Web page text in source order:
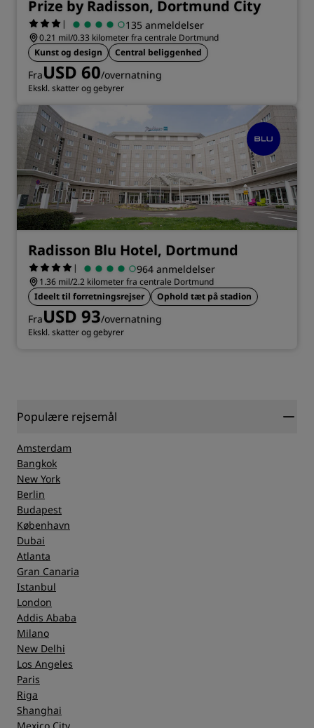
Prize by Radisson, Dortmund City
| 135 anmeldelser
0.21 mil/0.33 kilometer fra centrale Dortmund
Kunst og design
Central beliggenhed
FraUSD 60/overnatning
Ekskl. skatter og gebyrer
Radisson Blu Hotel, Dortmund
| 964 anmeldelser
1.36 mil/2.2 kilometer fra centrale Dortmund
Ideelt til forretningsrejser
Ophold tæt på stadion
FraUSD 93/overnatning
Ekskl. skatter og gebyrer
Populære rejsemål
Amsterdam
Bangkok
New York
Berlin
Budapest
København
Dubai
Atlanta
Gran Canaria
Istanbul
London
Addis Ababa
Milano
New Delhi
Los Angeles
Paris
Riga
Shanghai